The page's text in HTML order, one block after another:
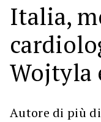
Italia,
Wojtyla
Autore di più